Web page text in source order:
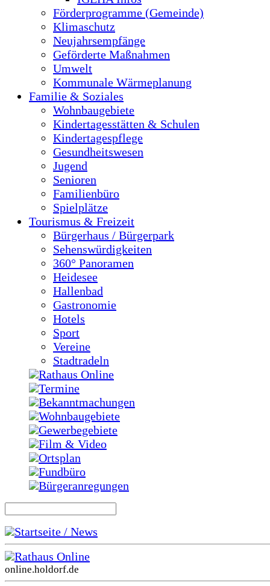
Förderprogramme (Gemeinde)
Klimaschutz
Neujahrsempfänge
Geförderte Maßnahmen
Umwelt
Kommunale Wärmeplanung
Familie & Soziales
Wohnbaugebiete
Kindertagesstätten & Schulen
Kindertagespflege
Gesundheitswesen
Jugend
Senioren
Familienbüro
Spielplätze
Tourismus & Freizeit
Bürgerhaus / Bürgerpark
Sehenswürdigkeiten
360° Panoramen
Heidesee
Hallenbad
Gastronomie
Hotels
Sport
Vereine
Stadtradeln
Rathaus Online
Termine
Bekanntmachungen
Wohnbaugebiete
Gewerbegebiete
Film & Video
Ortsplan
Fundbüro
Bürgeranregungen
Startseite / News
Rathaus Online
online.holdorf.de